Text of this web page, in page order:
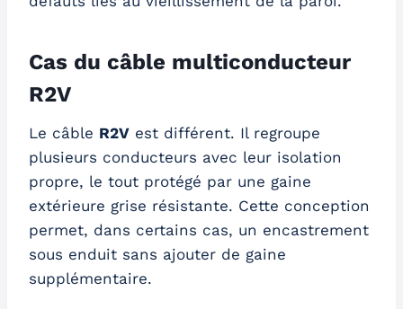
Cas du câble multiconducteur
R2V
Le câble R2V est différent. Il regroupe
plusieurs conducteurs avec leur isolation
propre, le tout protégé par une gaine
extérieure grise résistante. Cette conception
permet, dans certains cas, un encastrement
sous enduit sans ajouter de gaine
supplémentaire.